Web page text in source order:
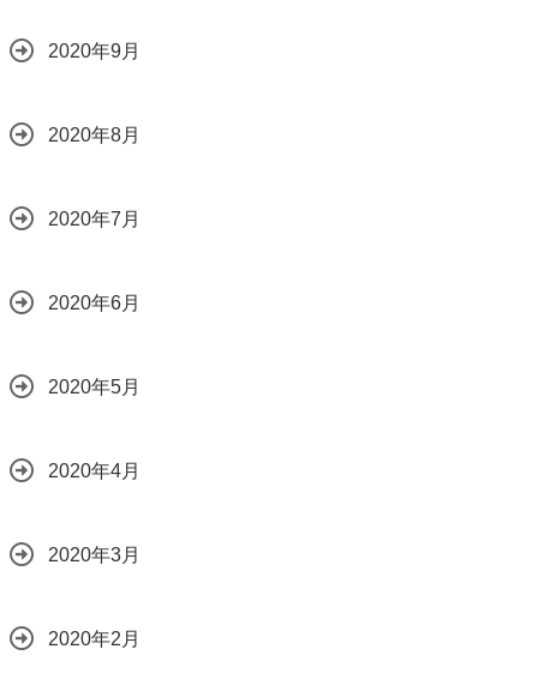
2020年9月
2020年8月
2020年7月
2020年6月
2020年5月
2020年4月
2020年3月
2020年2月